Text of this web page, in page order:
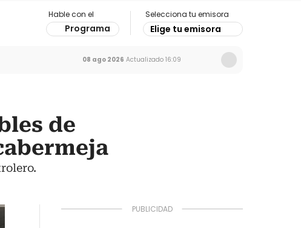
Hable con el
Programa
Selecciona tu emisora
Elige tu emisora
08 ago 2026 Actualizado 16:09
de